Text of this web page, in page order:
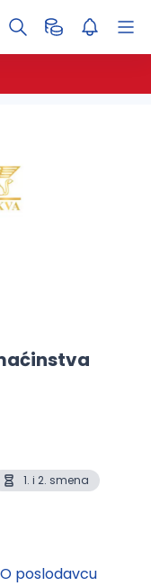
1. i 2. smena
O poslodavcu